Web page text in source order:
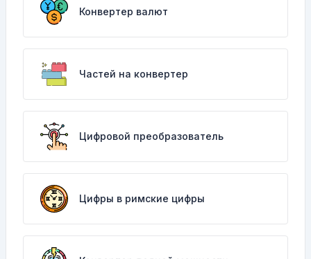
Конвертер валют
Частей на конвертер
Цифровой преобразователь
Цифры в римские цифры